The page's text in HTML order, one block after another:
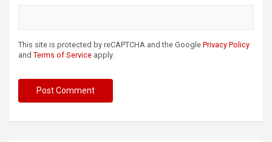
This site is protected by reCAPTCHA and the Google Privacy Policy
and Terms of Service apply.